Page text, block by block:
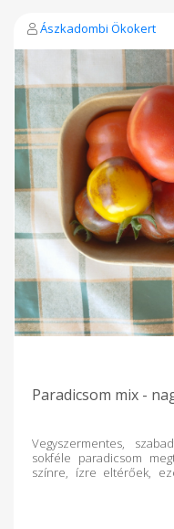
Ászkadombi Ökokert
Paradicsom mix -
Vegyszermentes,
sokféle paradicsom
színre, ízre eltérőek,
is megtalálható
nincsenek. Nagyobb